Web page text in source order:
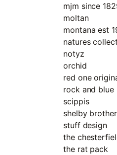
mjm since
moltan
montana est
natures
notyz
orchid
red one
rock and blue
scippis
shelby
stuff design
the
the rat pack